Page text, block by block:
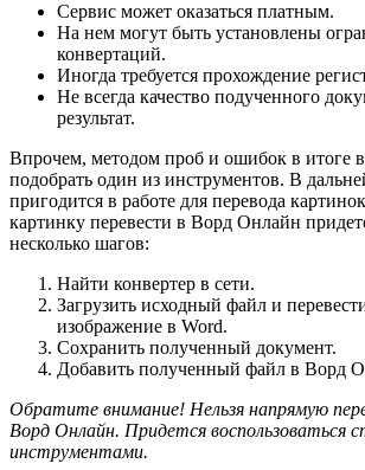
Сервис может оказаться платным.
На нем могут быть установлены
конвертаций.
Иногда требуется прохождение
Не всегда качество подученного
результат.
Впрочем, методом проб и ошибок в итоге
подобрать один из инструментов. В
пригодится в работе для перевода
картинку перевести в Ворд Онлайн
несколько шагов:
Найти конвертер в сети.
Загрузить исходный файл и
изображение в Word.
Сохранить полученный документ.
Добавить полученный файл в Ворд
Обратите внимание! Нельзя напрямую
Ворд Онлайн. Придется воспользоваться
инструментами.